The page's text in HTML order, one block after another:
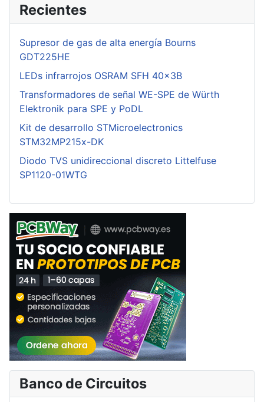
Recientes
Supresor de gas de alta energía Bourns
GDT225HE
LEDs infrarrojos OSRAM SFH 40x3B
Transformadores de señal WE-SPE de Würth
Elektronik para SPE y PoDL
Kit de desarrollo STMicroelectronics
STM32MP215x-DK
Diodo TVS unidireccional discreto Littelfuse
SP1120-01WTG
Banco de Circuitos